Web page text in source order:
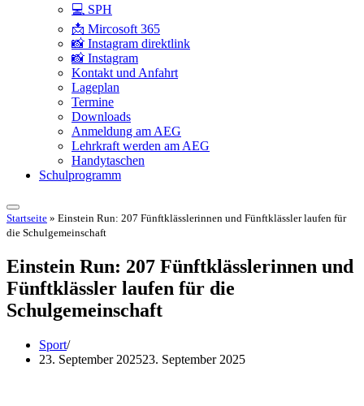
💻 SPH
📩 Mircosoft 365
📸 Instagram direktlink
📸 Instagram
Kontakt und Anfahrt
Lageplan
Termine
Downloads
Anmeldung am AEG
Lehrkraft werden am AEG
Handytaschen
Schulprogramm
Startseite » Einstein Run: 207 Fünftklässlerinnen und Fünftklässler laufen für
die Schulgemeinschaft
Einstein Run: 207 Fünftklässlerinnen und
Fünftklässler laufen für die
Schulgemeinschaft
Sport
23. September 202523. September 2025